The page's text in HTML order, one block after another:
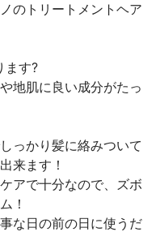
のトリートメントヘア
ます?
地肌に良い成分がたっ
っかり髪に絡みついて
来ます！
アで十分なので、ズボ
！
な日の前の日に使うだ